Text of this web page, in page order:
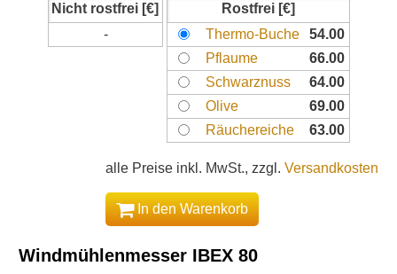
Nicht rostfrei
-
Rostfrei
Thermo-Buche
54.00
Pflaume
66.00
Schwarznuss
64.00
Olive
69.00
Räuchereiche
63.00
alle Preise inkl. MwSt., zzgl. Versandkosten
In den Warenkorb
Windmühlenmesser IBEX 80